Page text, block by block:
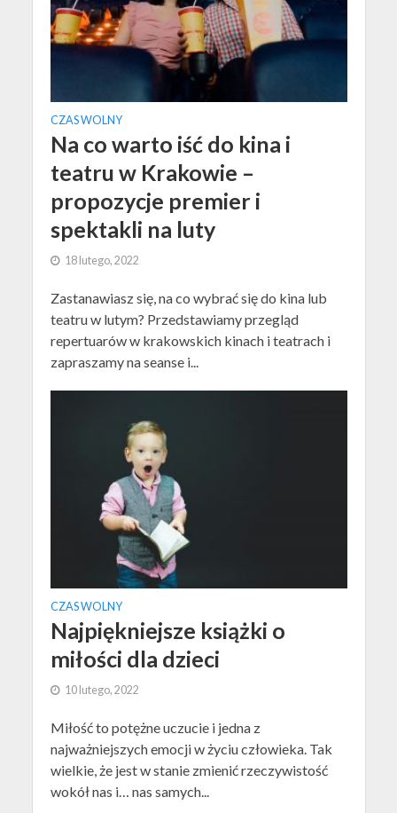
CZAS WOLNY
Na co warto iść do kina i
teatru w Krakowie –
propozycje premier i
spektakli na luty
18 lutego, 2022
Zastanawiasz się, na co wybrać się do kina lub
teatru w lutym? Przedstawiamy przegląd
repertuarów w krakowskich kinach i teatrach i
zapraszamy na seanse i...
CZAS WOLNY
Najpiękniejsze książki o
miłości dla dzieci
10 lutego, 2022
Miłość to potężne uczucie i jedna z
najważniejszych emocji w życiu człowieka. Tak
wielkie, że jest w stanie zmienić rzeczywistość
wokół nas i… nas samych...